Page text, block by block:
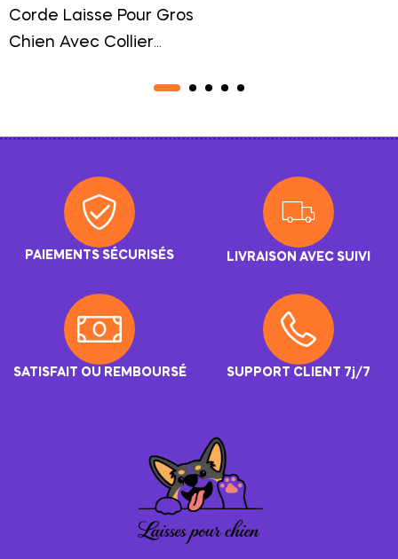
Corde Laisse Pour Gros
Chien Avec Collier
PAIEMENTS SÉCURISÉS LIVRAISON AVEC SUIVI
SATISFAIT OU REMBOURSÉ SUPPORT CLIENT 7j/7